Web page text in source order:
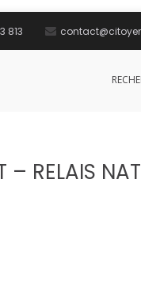
813
– RELAIS